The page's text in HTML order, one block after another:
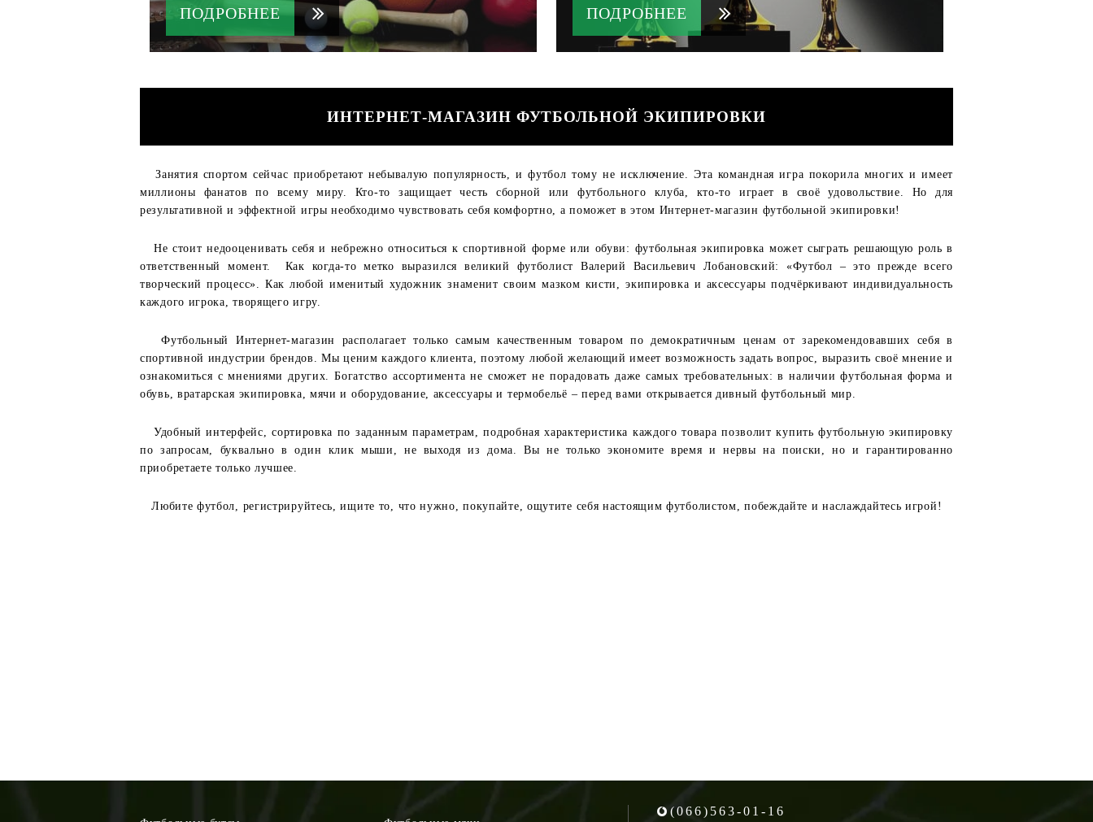
ПОДРОБНЕЕ ПОДРОБНЕЕ
ИНТЕРНЕТ-МАГАЗИН ФУТБОЛЬНОЙ ЭКИПИРОВКИ
Занятия спортом сейчас приобретают небывалую популярность, и футбол тому не исключение. Эта командная игра покорила многих и имеет
миллионы фанатов по всему миру. Кто-то защищает честь сборной или футбольного клуба, кто-то играет в своё удовольствие. Но для
результативной и эффектной игры необходимо чувствовать себя комфортно, а поможет в этом Интернет-магазин футбольной экипировки!
Не стоит недооценивать себя и небрежно относиться к спортивной форме или обуви: футбольная экипировка может сыграть решающую роль в
ответственный момент. Как когда-то метко выразился великий футболист Валерий Васильевич Лобановский: «Футбол – это прежде всего
творческий процесс». Как любой именитый художник знаменит своим мазком кисти, экипировка и аксессуары подчёркивают индивидуальность
каждого игрока, творящего игру.
Футбольный Интернет-магазин располагает только самым качественным товаром по демократичным ценам от зарекомендовавших себя в
спортивной индустрии брендов. Мы ценим каждого клиента, поэтому любой желающий имеет возможность задать вопрос, выразить своё мнение и
ознакомиться с мнениями других. Богатство ассортимента не сможет не порадовать даже самых требовательных: в наличии футбольная форма и
обувь, вратарская экипировка, мячи и оборудование, аксессуары и термобельё – перед вами открывается дивный футбольный мир.
Удобный интерфейс, сортировка по заданным параметрам, подробная характеристика каждого товара позволит купить футбольную экипировку
по запросам, буквально в один клик мыши, не выходя из дома. Вы не только экономите время и нервы на поиски, но и гарантированно
приобретаете только лучшее.
Любите футбол, регистрируйтесь, ищите то, что нужно, покупайте, ощутите себя настоящим футболистом, побеждайте и наслаждайтесь игрой!
(066)563-01-16